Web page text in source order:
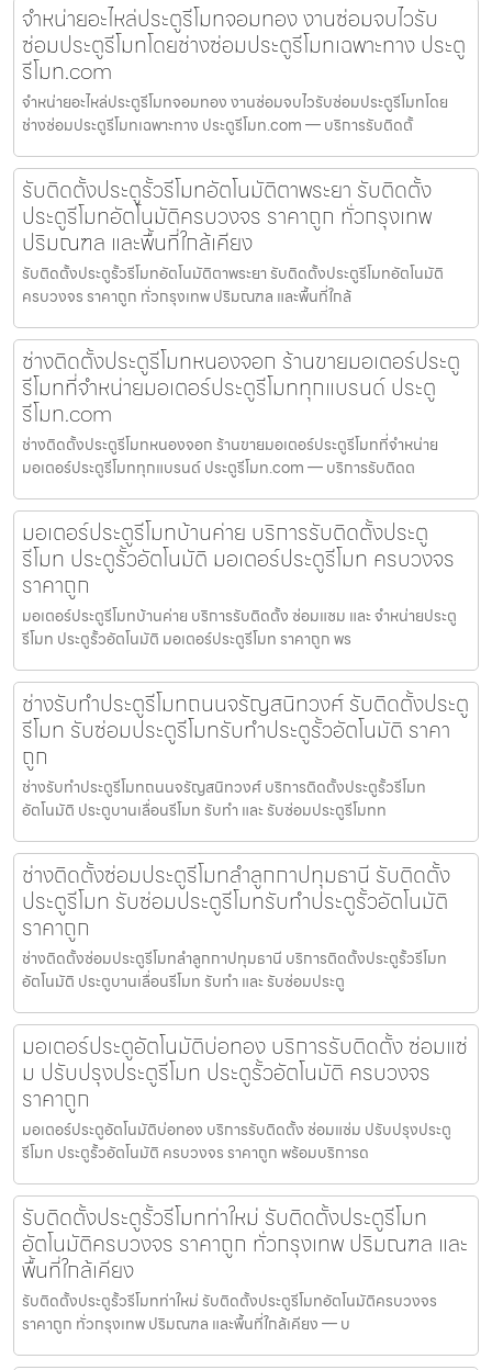
จำหน่ายอะไหล่ประตูรีโมทจอมทอง งานซ่อมจบไวรับ
ซ่อมประตูรีโมทโดยช่างซ่อมประตูรีโมทเฉพาะทาง ประตู
รีโมท.com
จำหน่ายอะไหล่ประตูรีโมทจอมทอง งานซ่อมจบไวรับซ่อมประตูรีโมทโดย
ช่างซ่อมประตูรีโมทเฉพาะทาง ประตูรีโมท.com — บริการรับติดตั้
รับติดตั้งประตูรั้วรีโมทอัตโนมัติตาพระยา รับติดตั้ง
ประตูรีโมทอัตโนมัติครบวงจร ราคาถูก ทั่วกรุงเทพ
ปริมณฑล และพื้นที่ใกล้เคียง
รับติดตั้งประตูรั้วรีโมทอัตโนมัติตาพระยา รับติดตั้งประตูรีโมทอัตโนมัติ
ครบวงจร ราคาถูก ทั่วกรุงเทพ ปริมณฑล และพื้นที่ใกล้
ช่างติดตั้งประตูรีโมทหนองจอก ร้านขายมอเตอร์ประตู
รีโมทที่จำหน่ายมอเตอร์ประตูรีโมททุกแบรนด์ ประตู
รีโมท.com
ช่างติดตั้งประตูรีโมทหนองจอก ร้านขายมอเตอร์ประตูรีโมทที่จำหน่าย
มอเตอร์ประตูรีโมททุกแบรนด์ ประตูรีโมท.com — บริการรับติดต
มอเตอร์ประตูรีโมทบ้านค่าย บริการรับติดตั้งประตู
รีโมท ประตูรั้วอัตโนมัติ มอเตอร์ประตูรีโมท ครบวงจร
ราคาถูก
มอเตอร์ประตูรีโมทบ้านค่าย บริการรับติดตั้ง ซ่อมแซม และ จำหน่ายประตู
รีโมท ประตูรั้วอัตโนมัติ มอเตอร์ประตูรีโมท ราคาถูก พร
ช่างรับทำประตูรีโมทถนนจรัญสนิทวงศ์ รับติดตั้งประตู
รีโมท รับซ่อมประตูรีโมทรับทำประตูรั้วอัตโนมัติ ราคา
ถูก
ช่างรับทำประตูรีโมทถนนจรัญสนิทวงศ์ บริการติดตั้งประตูรั้วรีโมท
อัตโนมัติ ประตูบานเลื่อนรีโมท รับทำ และ รับซ่อมประตูรีโมทท
ช่างติดตั้งซ่อมประตูรีโมทลำลูกกาปทุมธานี รับติดตั้ง
ประตูรีโมท รับซ่อมประตูรีโมทรับทำประตูรั้วอัตโนมัติ
ราคาถูก
ช่างติดตั้งซ่อมประตูรีโมทลำลูกกาปทุมธานี บริการติดตั้งประตูรั้วรีโมท
อัตโนมัติ ประตูบานเลื่อนรีโมท รับทำ และ รับซ่อมประตู
มอเตอร์ประตูอัตโนมัติบ่อทอง บริการรับติดตั้ง ซ่อมแซ่
ม ปรับปรุงประตูรีโมท ประตูรั้วอัตโนมัติ ครบวงจร
ราคาถูก
มอเตอร์ประตูอัตโนมัติบ่อทอง บริการรับติดตั้ง ซ่อมแซ่ม ปรับปรุงประตู
รีโมท ประตูรั้วอัตโนมัติ ครบวงจร ราคาถูก พร้อมบริการด
รับติดตั้งประตูรั้วรีโมทท่าใหม่ รับติดตั้งประตูรีโมท
อัตโนมัติครบวงจร ราคาถูก ทั่วกรุงเทพ ปริมณฑล และ
พื้นที่ใกล้เคียง
รับติดตั้งประตูรั้วรีโมทท่าใหม่ รับติดตั้งประตูรีโมทอัตโนมัติครบวงจร
ราคาถูก ทั่วกรุงเทพ ปริมณฑล และพื้นที่ใกล้เคียง — บ